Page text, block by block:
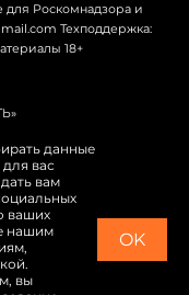
для Роскомнадзора и
Техподдержка:
18+
сайта
данные
вас
вам
ваших
нашим
вы
OK